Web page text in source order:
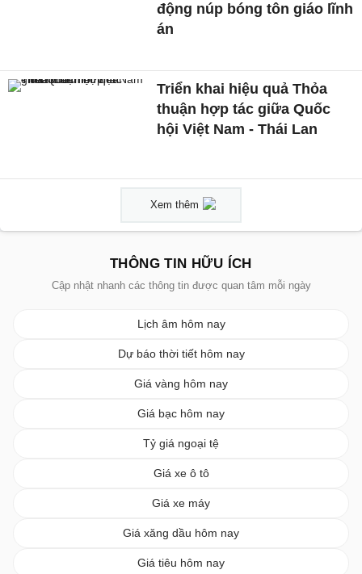
động núp bóng tôn giáo lĩnh
án
Triển khai hiệu quả Thỏa
thuận hợp tác giữa Quốc
hội Việt Nam - Thái Lan
Xem thêm
THÔNG TIN HỮU ÍCH
Cập nhật nhanh các thông tin được quan tâm mỗi ngày
Lịch âm hôm nay
Dự báo thời tiết hôm nay
Giá vàng hôm nay
Giá bạc hôm nay
Tỷ giá ngoại tệ
Giá xe ô tô
Giá xe máy
Giá xăng dầu hôm nay
Giá tiêu hôm nay